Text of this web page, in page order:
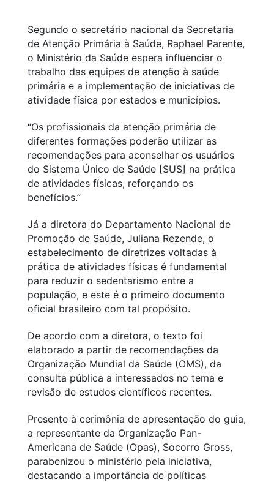
Segundo o secretário nacional da Secretaria
de Atenção Primária à Saúde, Raphael Parente,
o Ministério da Saúde espera influenciar o
trabalho das equipes de atenção à saúde
primária e a implementação de iniciativas de
atividade física por estados e municípios.
“Os profissionais da atenção primária de
diferentes formações poderão utilizar as
recomendações para aconselhar os usuários
do Sistema Único de Saúde [SUS] na prática
de atividades físicas, reforçando os
benefícios.”
Já a diretora do Departamento Nacional de
Promoção de Saúde, Juliana Rezende, o
estabelecimento de diretrizes voltadas à
prática de atividades físicas é fundamental
para reduzir o sedentarismo entre a
população, e este é o primeiro documento
oficial brasileiro com tal propósito.
De acordo com a diretora, o texto foi
elaborado a partir de recomendações da
Organização Mundial da Saúde (OMS), da
consulta pública a interessados no tema e
revisão de estudos científicos recentes.
Presente à cerimônia de apresentação do guia,
a representante da Organização Pan-
Americana de Saúde (Opas), Socorro Gross,
parabenizou o ministério pela iniciativa,
destacando a importância de políticas